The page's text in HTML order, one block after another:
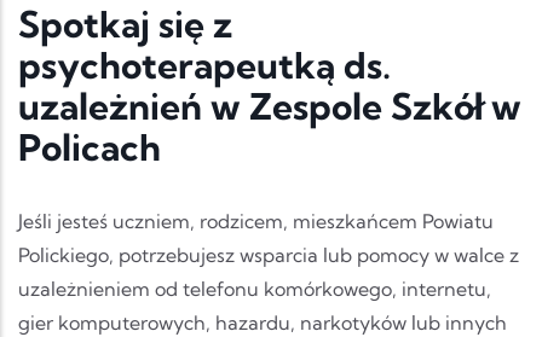
Spotkaj się z
psychoterapeutką ds.
uzależnień w Zespole Szkół w
Policach
Jeśli jesteś uczniem, rodzicem, mieszkańcem Powiatu
Polickiego, potrzebujesz wsparcia lub pomocy w walce z
uzależnieniem od telefonu komórkowego, internetu,
gier komputerowych, hazardu, narkotyków lub innych